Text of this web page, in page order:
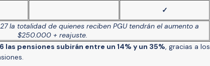
✓
la totalidad de quienes reciben PGU tendrán el aumento a
$250.000 + reajuste.
las pensiones subirán entre un 14% y un 35%, gracias a los